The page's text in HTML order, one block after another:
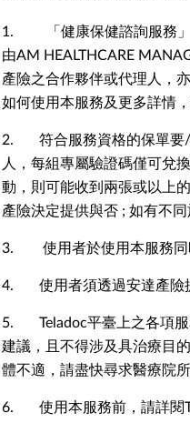
1. 「健康保健諮詢服務」（
由AM HEALTHCARE
產險之合作夥伴或代理人，
如何使用本服務及更多詳情
2. 符合服務資格的保單要/
人，每組專屬驗證碼僅可兌
動，則可能收到兩張或以上
產險決定提供與否 ; 如有不
3. 使用者於使用本服務同
4. 使用者須透過安達產險
5. Teladoc平臺上之各項服
建議，且不得涉及具治療目
體不適，請盡快尋求醫療院
6. 使用本服務前，請詳閱